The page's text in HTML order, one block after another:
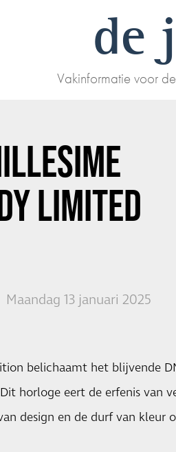
de
Vakinformatie voor
LIMITED
Maandag 13 januari 2025
belichaamt het blijvende
horloge eert de erfenis van
design en de durf van kleur